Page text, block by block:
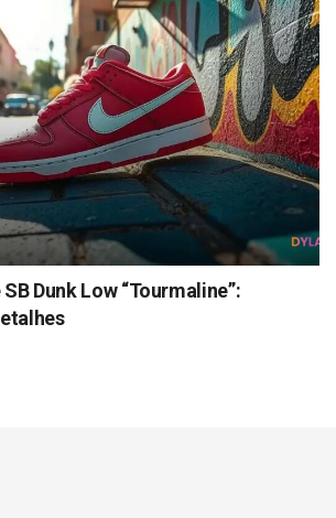
Dunk Low “Tourmaline”: